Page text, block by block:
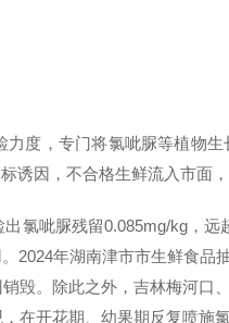
度，专门将氯呲脲等植物
因，不合格生鲜流入市面
氯呲脲残留0.085mg/kg，
2024年湖南津市市生鲜食
毁。除此之外，吉林梅河
在开花期、幼果期反复喷